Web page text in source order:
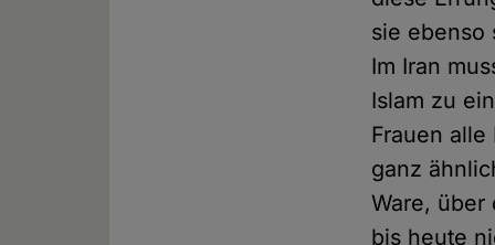
sie ebenso
Im Iran
Islam zu
Frauen
ganz
Ware, über
bis heute